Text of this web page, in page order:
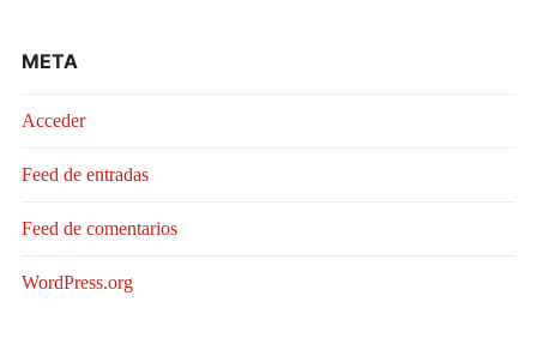
META
Acceder
Feed de entradas
Feed de comentarios
WordPress.org